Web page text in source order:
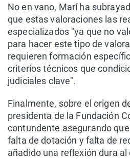
No en vano, Marí ha
que estas valoraciones las
especializados "ya que no
para hacer este tipo de
requieren formación
criterios técnicos que
judiciales clave".
Finalmente, sobre el origen
presidenta de la Fundación
contundente asegurando
falta de dotación y falta de
añadido una reflexión dura al